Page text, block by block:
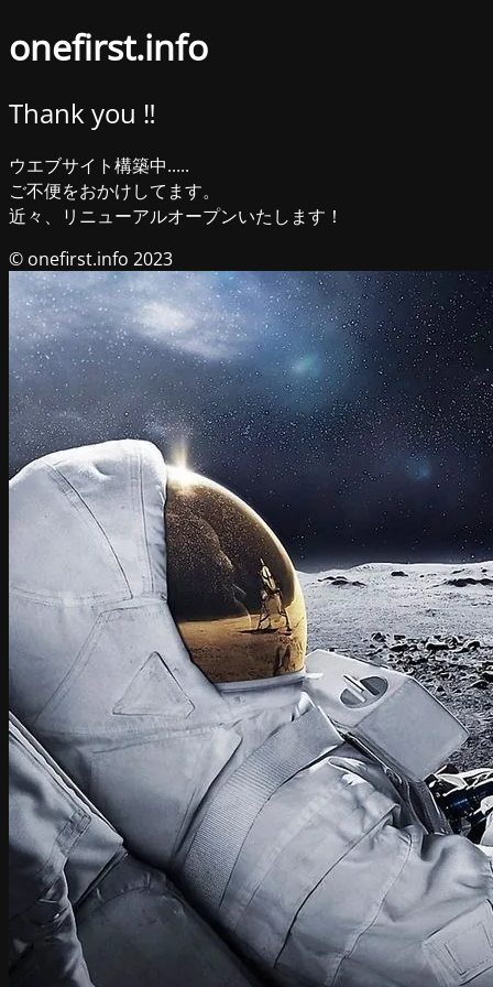
onefirst.info
Thank you ‼︎
ウエブサイト構築中.....
ご不便をおかけしてます。
近々、リニューアルオープンいたします！
© onefirst.info 2023